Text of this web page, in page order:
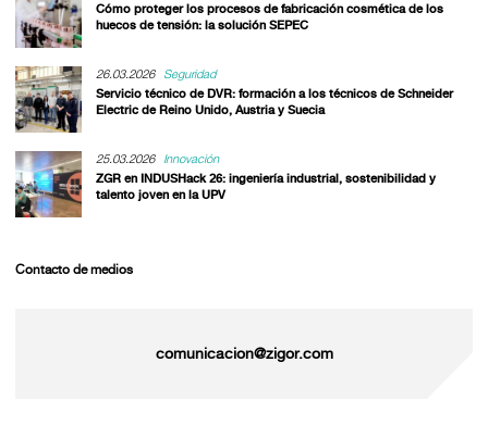
Cómo proteger los procesos de fabricación cosmética de los
huecos de tensión: la solución SEPEC
26.03.2026
Seguridad
Servicio técnico de DVR: formación a los técnicos de Schneider
Electric de Reino Unido, Austria y Suecia
25.03.2026
Innovación
ZGR en INDUSHack 26: ingeniería industrial, sostenibilidad y
talento joven en la UPV
Contacto de medios
comunicacion@zigor.com